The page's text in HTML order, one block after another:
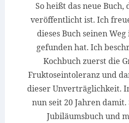
So heißt das neue Buch, das seit kurzem
veröffentlicht ist. Ich
dieses Buch seinen
gefunden hat. Ich
Kochbuch zuerst die
Fruktoseintoleranz und
dieser Unverträglichkeit.
nun seit 20 Jahren damit.
Jubiläumsbuch und